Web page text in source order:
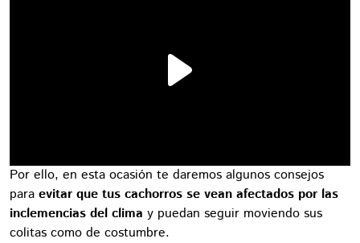
Por ello, en esta ocasión te daremos algunos consejos
para evitar que tus cachorros se vean afectados por las
inclemencias del clima y puedan seguir moviendo sus
colitas como de costumbre.